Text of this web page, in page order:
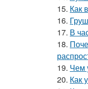
15. Как
16.
17. В
18.
19. Чем
20. Как